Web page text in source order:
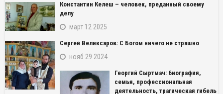
Константин Келеш – человек, преданный своему
делу
март 12 2025
Сергей Великсаров: С Богом ничего не страшно
нояб 29 2024
Георгий Сыртмач: биография,
семья, профессиональная
деятельность, трагическая гибель